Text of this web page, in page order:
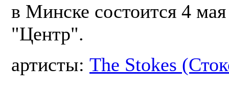
в Минске состоится 4
"Центр".
артисты: The Stokes